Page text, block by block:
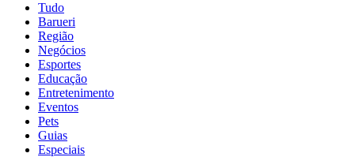
Tudo
Barueri
Região
Negócios
Esportes
Educação
Entretenimento
Eventos
Pets
Guias
Especiais